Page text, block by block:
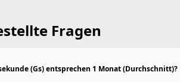
Fragen
(Gs) entsprechen 1 Monat (Durchschnitt)?